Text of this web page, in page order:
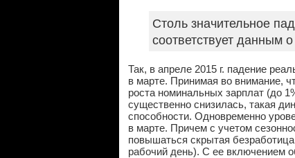
Столь значительное
соответствует данным
Так, в апреле 2015 г. падение
в марте. Принимая во внимание,
роста номинальных зарплат (до
существенно снизилась, такая
способности. Одновременно
в марте. Причем с учетом
повышаться скрытая
рабочий день). С ее включением